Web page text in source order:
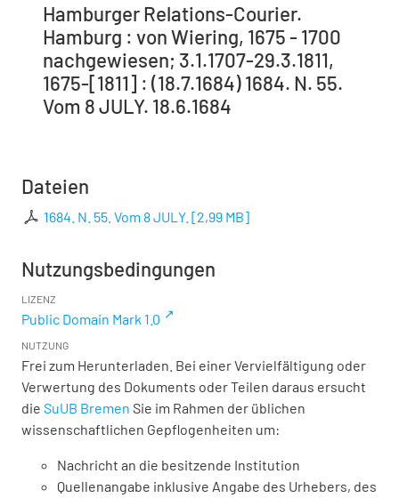
Hamburger Relations-Courier.
Hamburg : von Wiering, 1675 - 1700
nachgewiesen; 3.1.1707-29.3.1811,
1675-[1811] : (18.7.1684) 1684. N. 55.
Vom 8 JULY. 18.6.1684
Dateien
1684. N. 55. Vom 8 JULY. [2,99 MB]
Nutzungsbedingungen
LIZENZ
Public Domain Mark 1.0
NUTZUNG
Frei zum Herunterladen. Bei einer Vervielfältigung oder
Verwertung des Dokuments oder Teilen daraus ersucht
die SuUB Bremen Sie im Rahmen der üblichen
wissenschaftlichen Gepflogenheiten um:
Nachricht an die besitzende Institution
Quellenangabe inklusive Angabe des Urhebers, des